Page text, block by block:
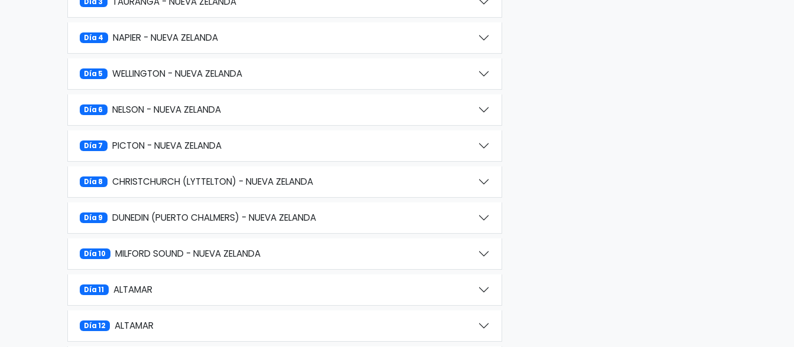
Día 4 NAPIER - NUEVA ZELANDA
Día 5 WELLINGTON - NUEVA ZELANDA
Día 6 NELSON - NUEVA ZELANDA
Día 7 PICTON - NUEVA ZELANDA
Día 8 CHRISTCHURCH (LYTTELTON) - NUEVA ZELANDA
Día 9 DUNEDIN (PUERTO CHALMERS) - NUEVA ZELANDA
Día 10 MILFORD SOUND - NUEVA ZELANDA
Día 11 ALTAMAR
Día 12 ALTAMAR